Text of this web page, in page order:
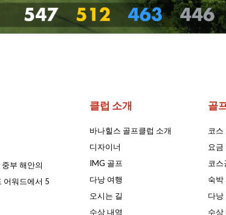
부 해안의
어워드에서 5
클럽 소개
바나힐스 골프클럽 소개
디자이너
IMG 골프
다낭 여행
오시는 길
수상 내역
골
코스
요금
코스
숙박
다낭
수상